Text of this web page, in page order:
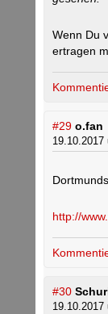
Wenn Du
ertragen
#29 o.fan
19.10.2017
http://
#30
19.10.2017